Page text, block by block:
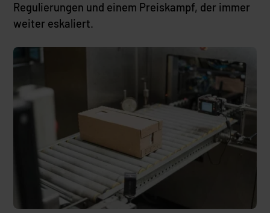
Regulierungen und einem Preiskampf, der immer
weiter eskaliert.